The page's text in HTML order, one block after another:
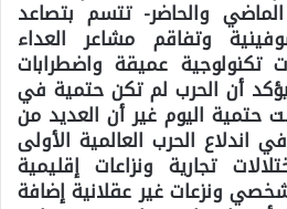
والحاضر- تتسم بتصاعد
وتفاقم مشاعر العداء
تكنولوجية عميقة واضطرابات
أن الحرب لم تكن حتمية في
ليست حتمية اليوم غير أن العديد من
الحرب العالمية الأولى
تجارية ونزاعات إقليمية
ونزعات غير عقلانية إضافة